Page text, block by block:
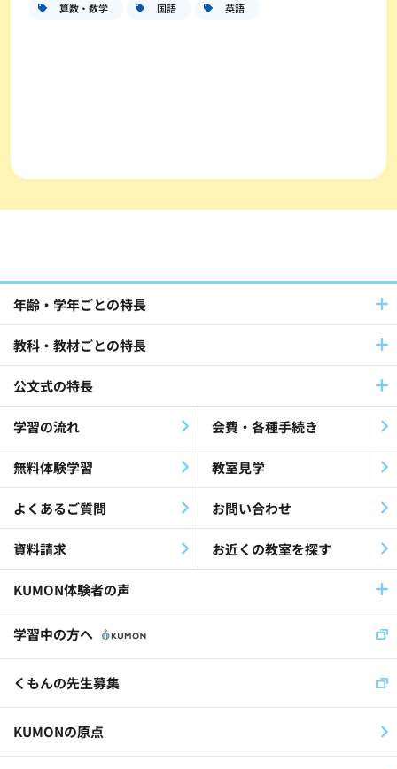
算数・数学 国語 英語
年齢・学年ごとの特長
教科・教材ごとの特長
公文式の特長
学習の流れ 会費・各種手続き
無料体験学習 教室見学
よくあるご質問 お問い合わせ
資料請求 お近くの教室を探す
KUMON体験者の声
学習中の方へ
くもんの先生募集
KUMONの原点